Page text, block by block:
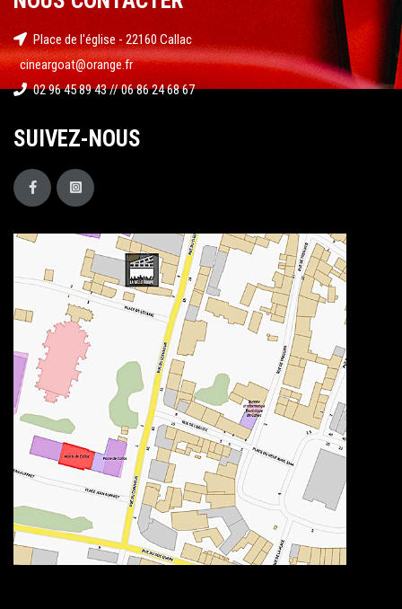
Place de l'église - 22160 Callac
cineargoat@orange.fr
02 96 45 89 43 // 06 86 24 68 67
SUIVEZ-NOUS